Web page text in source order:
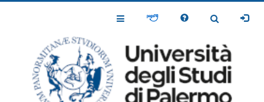
Toggle
Toggle